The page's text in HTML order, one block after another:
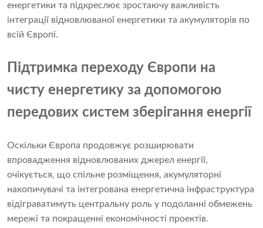
енергетики та підкреслює зростаючу важливість
інтеграції відновлюваної енергетики та акумуляторів по
всій Європі.
Підтримка переходу Європи на
чисту енергетику за допомогою
передових систем зберігання енергії
Оскільки Європа продовжує розширювати
впровадження відновлюваних джерел енергії,
очікується, що спільне розміщення, акумуляторні
накопичувачі та інтегрована енергетична інфраструктура
відіграватимуть центральну роль у подоланні обмежень
мережі та покращенні економічності проектів.